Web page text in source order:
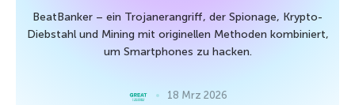
BeatBanker – ein Trojanerangriff, der Spionage, Krypto-
Diebstahl und Mining mit originellen Methoden kombiniert,
um Smartphones zu hacken.
18 Mrz 2026